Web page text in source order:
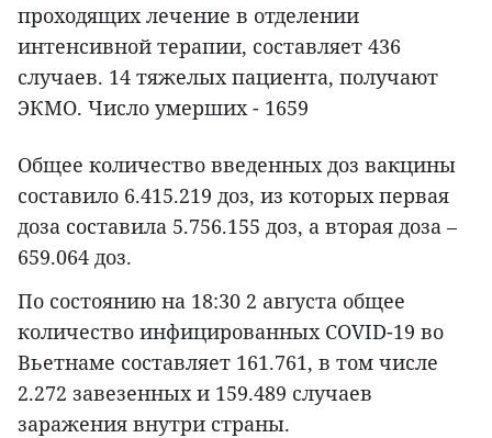
проходящих лечение в отделении
интенсивной терапии, составляет 436
случаев. 14 тяжелых пациента, получают
ЭКМО. Число умерших - 1659
Общее количество введенных доз вакцины
составило 6.415.219 доз, из которых первая
доза составила 5.756.155 доз, а вторая доза –
659.064 доз.
По состоянию на 18:30 2 августа общее
количество инфицированных COVID-19 во
Вьетнаме составляет 161.761, в том числе
2.272 завезенных и 159.489 случаев
заражения внутри страны.